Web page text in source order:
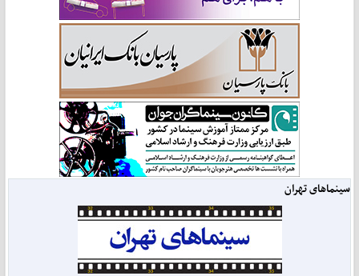
سینماهای تهران